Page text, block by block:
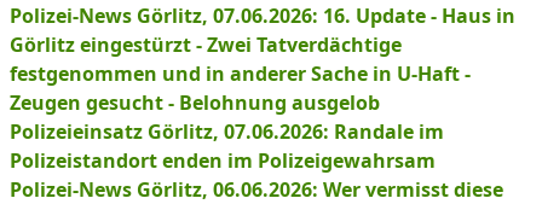
Polizei-News Görlitz, 07.06.2026: 16. Update - Haus in
Görlitz eingestürzt - Zwei Tatverdächtige
festgenommen und in anderer Sache in U-Haft -
Zeugen gesucht - Belohnung ausgelob
Polizeieinsatz Görlitz, 07.06.2026: Randale im
Polizeistandort enden im Polizeigewahrsam
Polizei-News Görlitz, 06.06.2026: Wer vermisst diese